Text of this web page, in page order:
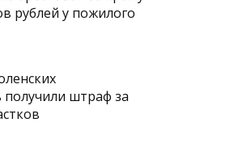
рублей у пожилого
получили штраф за